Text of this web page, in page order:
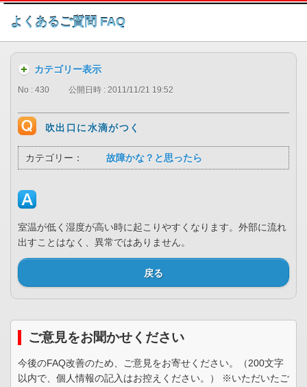
このページの本文へ
よくあるご質問 FAQ
カテゴリー表示
No : 430 公開日時 : 2011/11/21 19:52
吹出口に水滴がつく
カテゴリー： 故障かな？と思ったら
室温が低く湿度が高い時に起こりやすくなります。外部に流れ
出すことはなく、異常ではありません。
戻る
ご意見をお聞かせください
今後のFAQ改善のため、ご意見をお寄せください。（200文字
以内で、個人情報の記入はお控えください。） ※いただいたご